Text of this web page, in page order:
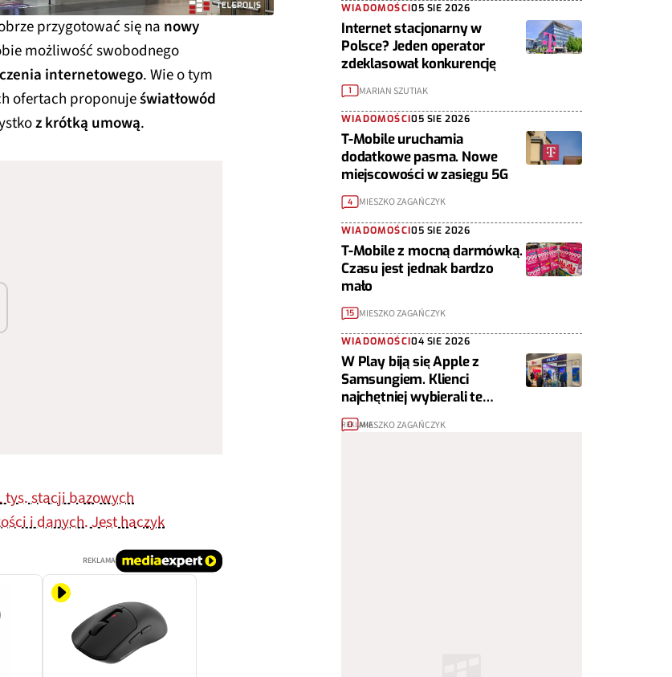
przygotować się na nowy
możliwość swobodnego
internetowego. Wie o tym
ofertach proponujeświatłowód
z krótką umową.
tys. stacji bazowych
i danych. Jest haczyk
REKLAMA
WIADOMOŚCI05 SIE 2026
Internet stacjonarny w
Polsce? Jeden operator
zdeklasował konkurencję
1 MARIAN SZUTIAK
WIADOMOŚCI05 SIE 2026
T-Mobile uruchamia
dodatkowe pasma. Nowe
miejscowości w zasięgu 5G
4 MIESZKO ZAGAŃCZYK
WIADOMOŚCI05 SIE 2026
T-Mobile z mocną darmówką.
Czasu jest jednak bardzo
mało
15 MIESZKO ZAGAŃCZYK
WIADOMOŚCI04 SIE 2026
W Play biją się Apple z
Samsungiem. Klienci
najchętniej wybierali te
telefony
0 MIESZKO ZAGAŃCZYK